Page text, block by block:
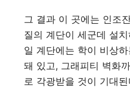
그 결과 이 곳에는 인조
질의 계단이 세군데 설
일 계단에는 학이 비상
돼 있고, 그래피티 벽화
로 각광받을 것이 기대된